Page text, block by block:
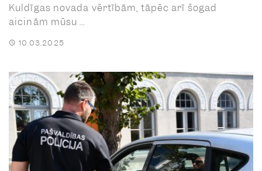
Kuldīgas novada vērtībām, tāpēc arī šogad
aicinām mūsu ...
10.03.2025